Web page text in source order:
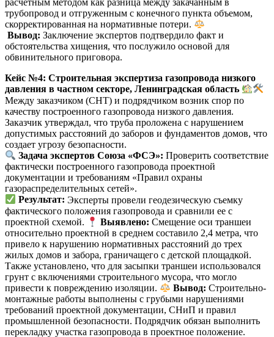
расчетным методом как разница между закачанным в
трубопровод и отгруженным с конечного пункта объемом,
скорректированная на нормативные потери.
Вывод: Заключение экспертов подтвердило факт и
обстоятельства хищения, что послужило основой для
обвинительного приговора.
Кейс №4: Строительная экспертиза газопровода низкого
давления в частном секторе, Ленинградская область
Между заказчиком (СНТ) и подрядчиком возник спор по
качеству построенного газопровода низкого давления.
Заказчик утверждал, что труба проложена с нарушением
допустимых расстояний до заборов и фундаментов домов, что
создает угрозу безопасности.
Задача экспертов Союза «ФСЭ»: Проверить соответствие
фактически построенного газопровода проектной
документации и требованиям «Правил охраны
газораспределительных сетей».
Результат: Эксперты провели геодезическую съемку
фактического положения газопровода и сравнили ее с
проектной схемой.
Выявлено: Смещение оси траншеи
относительно проектной в среднем составило 2,4 метра, что
привело к нарушению нормативных расстояний до трех
жилых домов и забора, граничащего с детской площадкой.
Также установлено, что для засыпки траншеи использовался
грунт с включениями строительного мусора, что могло
привести к повреждению изоляции.
Вывод: Строительно-
монтажные работы выполнены с грубыми нарушениями
требований проектной документации, СНиП и правил
промышленной безопасности. Подрядчик обязан выполнить
перекладку участка газопровода в проектное положение.